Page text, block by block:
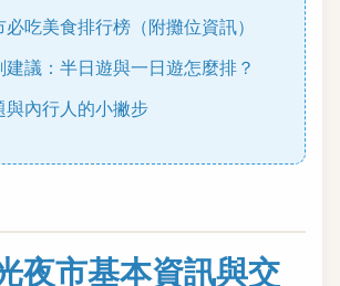
吃美食排行榜（附攤位資訊）
建議：半日遊與一日遊怎麼排？
與內行人的小撇步
夜市基本資訊與交